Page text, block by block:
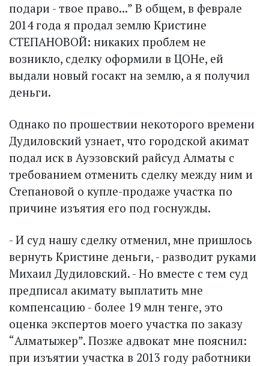
подари - твое право...” В общем, в феврале
2014 года я продал землю Кристине
СТЕПАНОВОЙ: никаких проблем не
возникло, сделку оформили в ЦОНе, ей
выдали новый госакт на землю, а я получил
деньги.
Однако по прошествии некоторого времени
Дудиловский узнает, что городской акимат
подал иск в Ауэзовский райсуд Алматы с
требованием отменить сделку между ним и
Степановой о купле-продаже участка по
причине изъятия его под госнужды.
- И суд нашу сделку отменил, мне пришлось
вернуть Кристине деньги, - разводит руками
Михаил Дудиловский. - Но вместе с тем суд
предписал акимату выплатить мне
компенсацию - более 19 млн тенге, это
оценка экспертов моего участка по заказу
“Алматыжер”. Позже адвокат мне пояснил:
при изъятии участка в 2013 году работники